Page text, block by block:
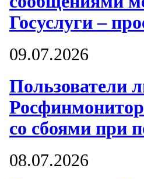
Госуслуги –
09.07.2026
Пользователи
со сбоями при
08.07.2026